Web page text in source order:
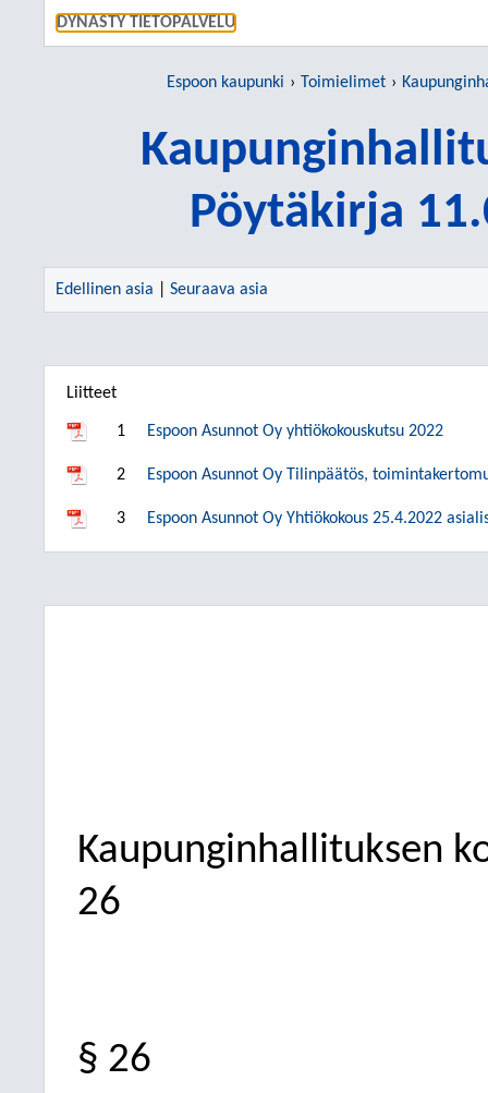
DYNASTY TIETOPALVELU
Espoon kaupunki Toimielimet
Pöytäkirja
Edellinen asia Seuraava asia
Liitteet
1 Espoon Asunnot Oy yhtiökokouskutsu 2022
2 Espoon Asunnot Oy Tilinpäätös,
3 Espoon Asunnot Oy Yhtiökokous 25.4.2022
Kaupunginhallituksen
26
§ 26